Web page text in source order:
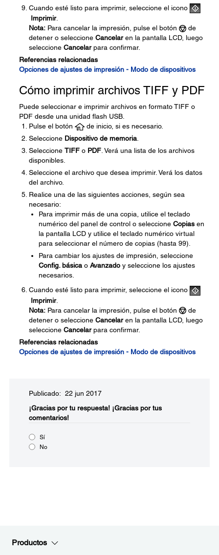
Cuando esté listo para imprimir, seleccione el icono
Imprimir.
Nota: Para cancelar la impresión, pulse el botón
de
detener o seleccione Cancelaren la pantalla LCD, luego
seleccione Cancelarpara confirmar.
Referencias relacionadas
Opciones de ajustes de impresión - Modo de dispositivos
Cómo imprimir archivos TIFF y PDF
Puede seleccionar e imprimir archivos en formato TIFF o
PDF desde una unidad flash USB.
Pulse el botón
de inicio, si es necesario.
Seleccione Dispositivo de memoria
Seleccione TIFF o PDF . Verá una lista de los archivos
disponibles.
Seleccione el archivo que desea imprimir. Verá los datos
del archivo.
Realice una de las siguientes acciones, según sea
necesario:
Para imprimir más de una copia, utilice el teclado
numérico del panel de control o seleccione Copias en
la pantalla LCD y utilice el teclado numérico virtual
para seleccionar el número de copias (hasta 99).
Para cambiar los ajustes de impresión, seleccione
Config. básica o Avanzado y seleccione los ajustes
necesarios.
Cuando esté listo para imprimir, seleccione el icono
Imprimir.
Nota: Para cancelar la impresión, pulse el botón
de
detener o seleccione Cancelaren la pantalla LCD, luego
seleccione Cancelarpara confirmar.
Referencias relacionadas
Opciones de ajustes de impresión - Modo de dispositivos
Publicado: 22 jun 2017
¡Gracias por tu respuesta! ¡Gracias por tus
comentarios!
Sí
No
Productos